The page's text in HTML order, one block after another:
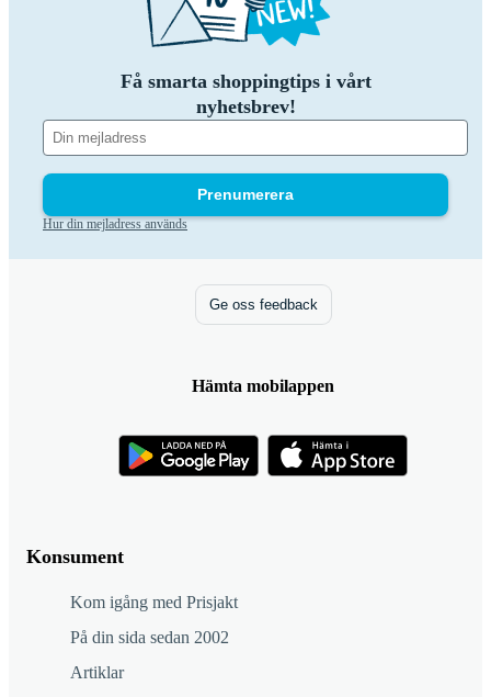
Få smarta shoppingtips i vårt
nyhetsbrev!
Prenumerera
Hur din mejladress används
Konsument
Kom igång med Prisjakt
På din sida sedan 2002
Artiklar
Ge oss feedback
Hämta mobilappen